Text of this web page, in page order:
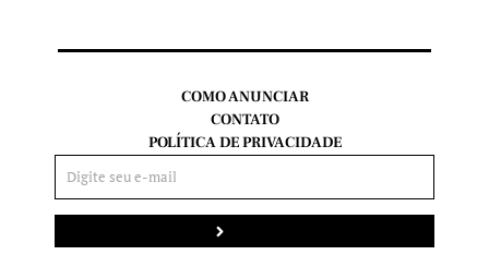
COMO ANUNCIAR
CONTATO
POLÍTICA DE PRIVACIDADE